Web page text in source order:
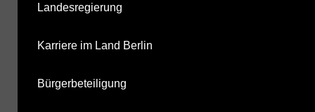
Landesregierung
Karriere im Land Berlin
Bürgerbeteiligung